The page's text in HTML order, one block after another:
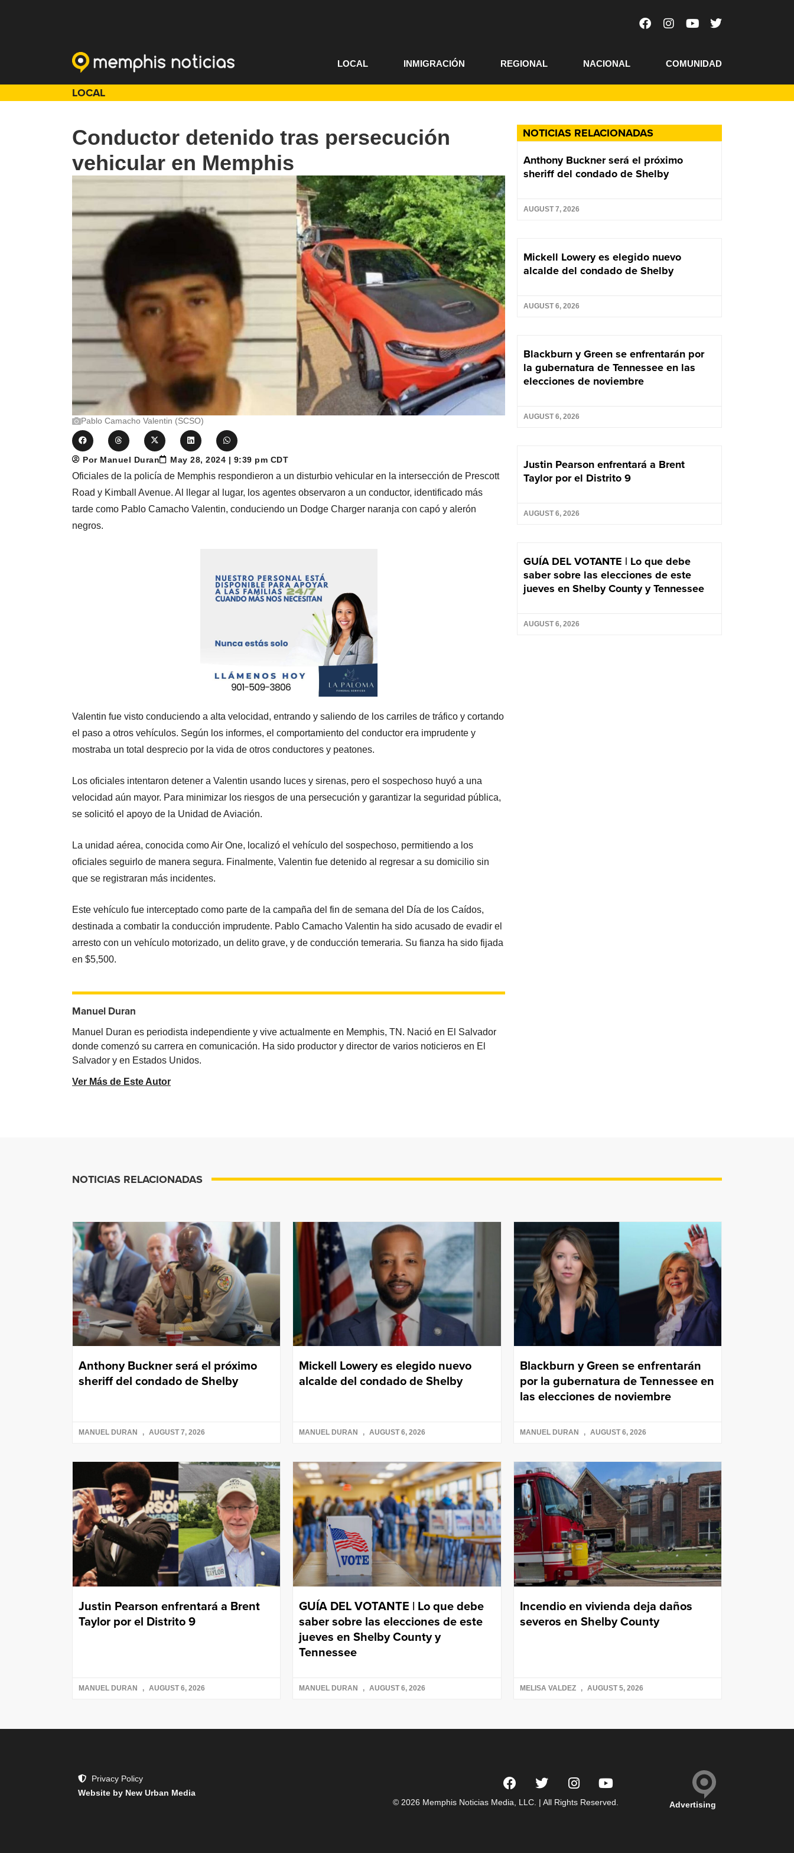
LOCAL INMIGRACIÓN REGIONAL NACIONAL COMUNIDAD
LOCAL
NOTICIAS RELACIONADAS
Anthony Buckner será el próximo
sheriff del condado de Shelby
AUGUST 7, 2026
Mickell Lowery es elegido nuevo
alcalde del condado de Shelby
AUGUST 6, 2026
Blackburn y Green se enfrentarán por
la gubernatura de Tennessee en las
elecciones de noviembre
AUGUST 6, 2026
Justin Pearson enfrentará a Brent
Taylor por el Distrito 9
AUGUST 6, 2026
GUÍA DEL VOTANTE | Lo que debe
saber sobre las elecciones de este
jueves en Shelby County y Tennessee
AUGUST 6, 2026
Conductor detenido tras persecución
vehicular en Memphis
Pablo Camacho Valentin (SCSO)
Por Manuel Duran May 28, 2024 | 9:39 pm CDT
Oficiales de la policía de Memphis respondieron a un disturbio vehicular en la intersección de Prescott
Road y Kimball Avenue. Al llegar al lugar, los agentes observaron a un conductor, identificado más
tarde como Pablo Camacho Valentin, conduciendo un Dodge Charger naranja con capó y alerón
negros.
Valentin fue visto conduciendo a alta velocidad, entrando y saliendo de los carriles de tráfico y cortando
el paso a otros vehículos. Según los informes, el comportamiento del conductor era imprudente y
mostraba un total desprecio por la vida de otros conductores y peatones.
Los oficiales intentaron detener a Valentin usando luces y sirenas, pero el sospechoso huyó a una
velocidad aún mayor. Para minimizar los riesgos de una persecución y garantizar la seguridad pública,
se solicitó el apoyo de la Unidad de Aviación.
La unidad aérea, conocida como Air One, localizó el vehículo del sospechoso, permitiendo a los
oficiales seguirlo de manera segura. Finalmente, Valentin fue detenido al regresar a su domicilio sin
que se registraran más incidentes.
Este vehículo fue interceptado como parte de la campaña del fin de semana del Día de los Caídos,
destinada a combatir la conducción imprudente. Pablo Camacho Valentin ha sido acusado de evadir el
arresto con un vehículo motorizado, un delito grave, y de conducción temeraria. Su fianza ha sido fijada
en $5,500.
Manuel Duran
Manuel Duran es periodista independiente y vive actualmente en Memphis, TN. Nació en El Salvador
donde comenzó su carrera en comunicación. Ha sido productor y director de varios noticieros en El
Salvador y en Estados Unidos.
Ver Más de Este Autor
NOTICIAS RELACIONADAS
Anthony Buckner será el próximo
sheriff del condado de Shelby
MANUEL DURAN AUGUST 7, 2026
Mickell Lowery es elegido nuevo
alcalde del condado de Shelby
MANUEL DURAN AUGUST 6, 2026
Blackburn y Green se enfrentarán
por la gubernatura de Tennessee en
las elecciones de noviembre
MANUEL DURAN AUGUST 6, 2026
Justin Pearson enfrentará a Brent
Taylor por el Distrito 9
MANUEL DURAN AUGUST 6, 2026
GUÍA DEL VOTANTE | Lo que debe
saber sobre las elecciones de este
jueves en Shelby County y
Tennessee
MANUEL DURAN AUGUST 6, 2026
Incendio en vivienda deja daños
severos en Shelby County
MELISA VALDEZ AUGUST 5, 2026
Privacy Policy
Website by New Urban Media
© 2026 Memphis Noticias Media, LLC. | All Rights Reserved.
Advertising